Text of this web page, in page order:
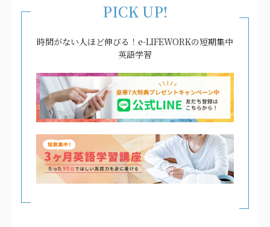
PICK UP!
時間がない人ほど伸びる！e-LIFEWORKの短期集中
英語学習